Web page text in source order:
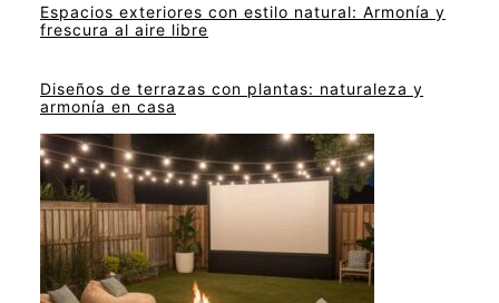
Espacios exteriores con estilo natural: Armonía y
frescura al aire libre
Diseños de terrazas con plantas: naturaleza y
armonía en casa